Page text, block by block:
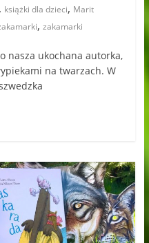
, książki dla dzieci, Marit
, zakamarki
nasza ukochana autorka,
na twarzach. W